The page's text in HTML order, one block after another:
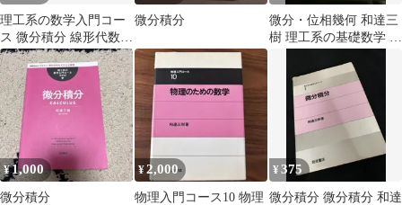
理工系の数学入門コー
ス 微分積分 線形代数 2
冊セット
微分積分
微分・位相幾何 和達三
樹 理工系の基礎数学 岩
¥1,000
微分積分
¥2,000
物理入門コース10 物理
¥375
微分積分 微分積分 和達